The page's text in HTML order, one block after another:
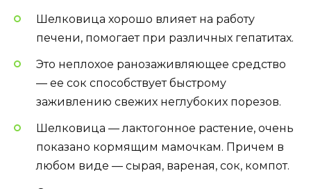
Шелковица хорошо влияет на работу
печени, помогает при различных гепатитах.
Это неплохое ранозаживляющее средство
— ее сок способствует быстрому
заживлению свежих неглубоких порезов.
Шелковица — лактогонное растение, очень
показано кормящим мамочкам. Причем в
любом виде — сырая, вареная, сок, компот.